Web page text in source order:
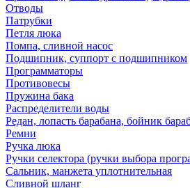
Отводы
Патрубки
Петля люка
Помпа, сливной насос
Подшипник, суппорт с подшипником
Программаторы
Противовесы
Пружина бака
Распределители воды
Редан, лопасть барабана, бойник
Ремни
Ручка люка
Ручки селектора (ручки выбора
Сальник, манжета уплотнительная
Сливной шланг